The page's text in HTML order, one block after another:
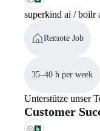
superkind ai / boilr
Remote Job
35–40 h per week
Unterstütze unser
Customer